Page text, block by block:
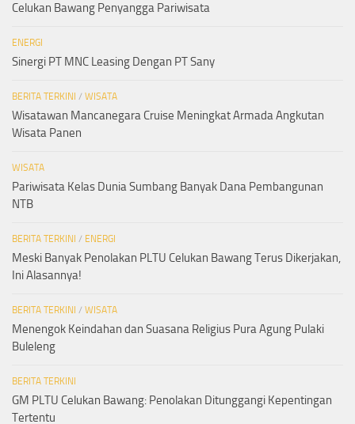
Celukan Bawang Penyangga Pariwisata
ENERGI
Sinergi PT MNC Leasing Dengan PT Sany
BERITA TERKINI / WISATA
Wisatawan Mancanegara Cruise Meningkat Armada Angkutan
Wisata Panen
WISATA
Pariwisata Kelas Dunia Sumbang Banyak Dana Pembangunan
NTB
BERITA TERKINI / ENERGI
Meski Banyak Penolakan PLTU Celukan Bawang Terus Dikerjakan,
Ini Alasannya!
BERITA TERKINI / WISATA
Menengok Keindahan dan Suasana Religius Pura Agung Pulaki
Buleleng
BERITA TERKINI
GM PLTU Celukan Bawang: Penolakan Ditunggangi Kepentingan
Tertentu